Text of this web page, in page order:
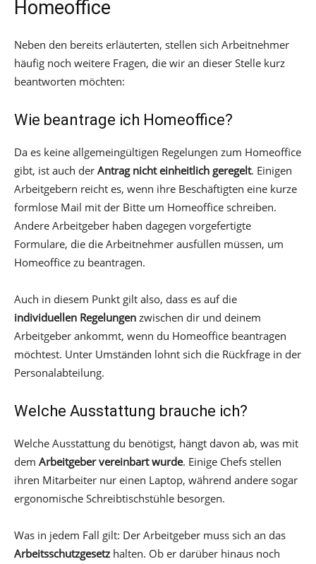
Homeoffice
Neben den bereits erläuterten, stellen sich Arbeitnehmer
häufig noch weitere Fragen, die wir an dieser Stelle kurz
beantworten möchten:
Wie beantrage ich Homeoffice?
Da es keine allgemeingültigen Regelungen zum Homeoffice
gibt, ist auch der Antrag nicht einheitlich geregelt. Einigen
Arbeitgebern reicht es, wenn ihre Beschäftigten eine kurze
formlose Mail mit der Bitte um Homeoffice schreiben.
Andere Arbeitgeber haben dagegen vorgefertigte
Formulare, die die Arbeitnehmer ausfüllen müssen, um
Homeoffice zu beantragen.
Auch in diesem Punkt gilt also, dass es auf die
individuellen Regelungen zwischen dir und deinem
Arbeitgeber ankommt, wenn du Homeoffice beantragen
möchtest. Unter Umständen lohnt sich die Rückfrage in der
Personalabteilung.
Welche Ausstattung brauche ich?
Welche Ausstattung du benötigst, hängt davon ab, was mit
dem Arbeitgeber vereinbart wurde. Einige Chefs stellen
ihren Mitarbeiter nur einen Laptop, während andere sogar
ergonomische Schreibtischstühle besorgen.
Was in jedem Fall gilt: Der Arbeitgeber muss sich an das
Arbeitsschutzgesetz halten. Ob er darüber hinaus noch